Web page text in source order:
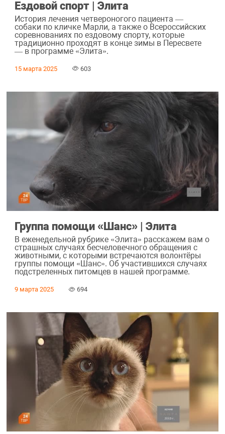
Ездовой спорт | Элита
История лечения четвероногого пациента —
собаки по кличке Марли, а также о Всероссийских
соревнованиях по ездовому спорту, которые
традиционно проходят в конце зимы в Пересвете
— в программе «Элита».
15 марта 2025 603
Группа помощи «Шанс» | Элита
В еженедельной рубрике «Элита» расскажем вам о
страшных случаях бесчеловечного обращения с
животными, с которыми встречаются волонтёры
группы помощи «Шанс». Об участившихся случаях
подстреленных питомцев в нашей программе.
9 марта 2025 694